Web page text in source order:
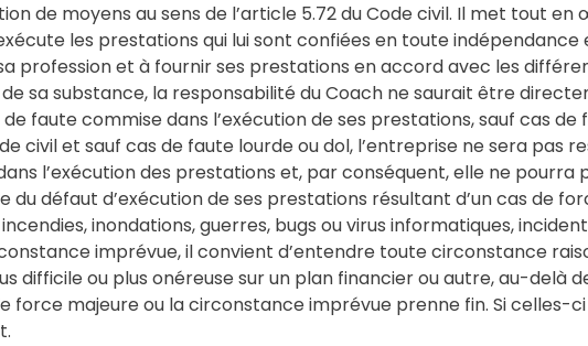
de moyens au sens de l’article 5.72 du Code civil. Il met tout
les prestations qui lui sont confiées en toute indépendance
profession et à fournir ses prestations en accord avec les
sa substance, la responsabilité du Coach ne saurait être
faute commise dans l’exécution de ses prestations, sauf cas
civil et sauf cas de faute lourde ou dol, l’entreprise ne sera pas
l’exécution des prestations et, par conséquent, elle ne
défaut d’exécution de ses prestations résultant d’un cas de
inondations, guerres, bugs ou virus informatiques,
imprévue, il convient d’entendre toute circonstance
difficile ou plus onéreuse sur un plan financier ou autre, au-delà
force majeure ou la circonstance imprévue prenne fin. Si